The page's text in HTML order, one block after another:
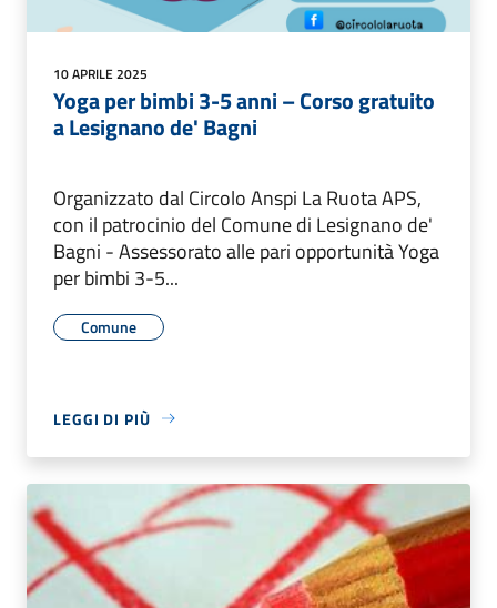
10 APRILE 2025
Yoga per bimbi 3-5 anni – Corso gratuito
a Lesignano de' Bagni
Organizzato dal Circolo Anspi La Ruota APS,
con il patrocinio del Comune di Lesignano de'
Bagni - Assessorato alle pari opportunità Yoga
per bimbi 3-5...
Comune
LEGGI DI PIÙ